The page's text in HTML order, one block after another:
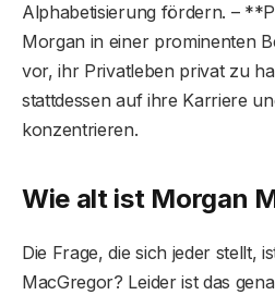
Alphabetisierung fördern. –
Morgan in einer prominenten
vor, ihr Privatleben privat zu
stattdessen auf ihre Karriere
konzentrieren.
Wie alt ist Morgan
Die Frage, die sich jeder stellt,
MacGregor? Leider ist das